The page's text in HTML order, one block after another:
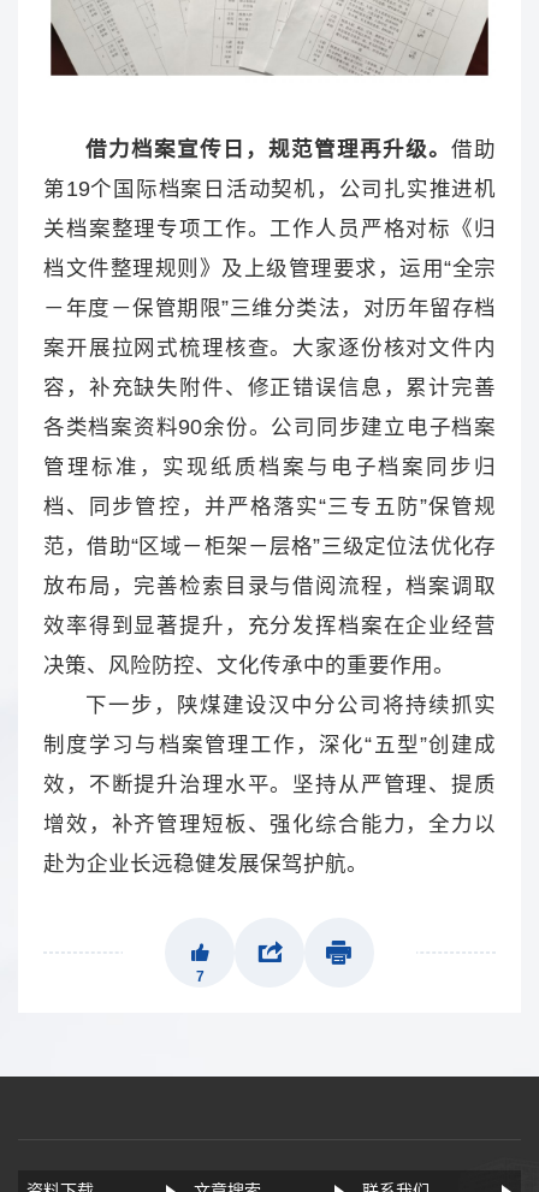
借力档案宣传日，规范管理再升级。 借助
第19个国际档案日活动契机，公司扎实推进机
关档案整理专项工作。工作人员严格对标《归
档文件整理规则》及上级管理要求，运用“全宗
－年度－保管期限”三维分类法，对历年留存档
案开展拉网式梳理核查。大家逐份核对文件内
容，补充缺失附件、修正错误信息，累计完善
各类档案资料90余份。公司同步建立电子档案
管理标准，实现纸质档案与电子档案同步归
档、同步管控，并严格落实“三专五防”保管规
范，借助“区域－柜架－层格”三级定位法优化存
放布局，完善检索目录与借阅流程，档案调取
效率得到显著提升，充分发挥档案在企业经营
决策、风险防控、文化传承中的重要作用。
下一步，陕煤建设汉中分公司将持续抓实
制度学习与档案管理工作，深化“五型”创建成
效，不断提升治理水平。坚持从严管理、提质
增效，补齐管理短板、强化综合能力，全力以
赴为企业长远稳健发展保驾护航。
7